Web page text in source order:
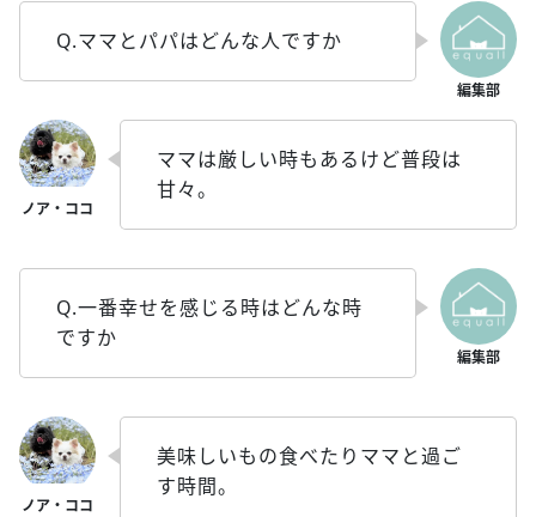
Q.ママとパパはどんな人ですか
ママは厳しい時もあるけど普段は
甘々。
Q.一番幸せを感じる時はどんな時
ですか
美味しいもの食べたりママと過ご
す時間。